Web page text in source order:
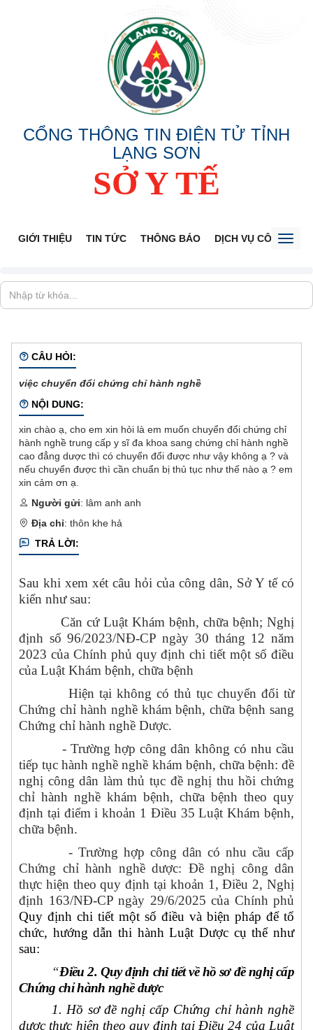
CỔNG THÔNG TIN ĐIỆN TỬ TỈNH
LẠNG SƠN
SỞ Y TẾ
GIỚI THIỆU TIN TỨC THÔNG BÁO DỊCH VỤ CÔNG
CÂU HỎI:
việc chuyển đổi chứng chỉ hành nghề
NỘI DUNG:
xin chào ạ, cho em xin hỏi là em muốn chuyển đổi chứng chỉ
hành nghề trung cấp y sĩ đa khoa sang chứng chỉ hành nghề
cao đẳng dược thì có chuyển đổi được như vậy không ạ ? và
nếu chuyển được thì cần chuẩn bị thủ tục như thế nào ạ ? em
xin cảm ơn ạ.
Người gửi: lâm anh anh
Địa chỉ: thôn khe hả
TRẢ LỜI:
Sau khi xem xét câu hỏi của công dân, Sở Y tế có
kiến như sau:
Căn cứ Luật Khám bệnh, chữa bệnh; Nghị
định số 96/2023/NĐ-CP ngày 30 tháng 12 năm
2023 của Chính phủ quy định chi tiết một số điều
của Luật Khám bệnh, chữa bệnh
Hiện tại không có thủ tục chuyển đổi từ
Chứng chỉ hành nghề khám bệnh, chữa bệnh sang
Chứng chỉ hành nghề Dược.
- Trường hợp công dân không có nhu cầu
tiếp tục hành nghề nghề khám bệnh, chữa bệnh: đề
nghị công dân làm thủ tục đề nghị thu hồi chứng
chỉ hành nghề khám bệnh, chữa bệnh theo quy
định tại điểm i khoản 1 Điều 35 Luật Khám bệnh,
chữa bệnh.
- Trường hợp công dân có nhu cầu cấp
Chứng chỉ hành nghề dược: Đề nghị công dân
thực hiện theo quy định tại khoản 1, Điều 2, Nghị
định 163/NĐ-CP ngày 29/6/2025 của Chính phủ
Quy định chi tiết một số điều và biện pháp để tổ
chức, hướng dẫn thi hành Luật Dược cụ thể như
sau:
“Điều 2. Quy định chi tiết về hồ sơ đề nghị cấp
Chứng chỉ hành nghề dược
1. Hồ sơ đề nghị cấp Chứng chỉ hành nghề
dược thực hiện theo quy định tại Điều 24 của Luật